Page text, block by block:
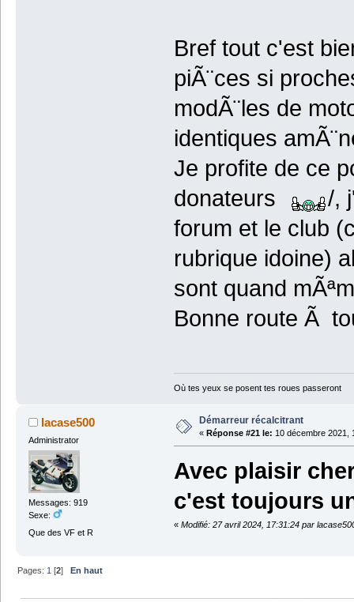
Bref tout c'est
piÃ¨ces si
modÃ¨les de
identiques
Je profite de ce
donateurs
/,
forum et le club
rubrique idoine)
sont quand
Bonne route Ã
Où tes yeux se posent tes roues passeront
lacase500
Administrator
Messages: 919
Sexe:
Que des VF et R
Démarreur récalcitrant
« Réponse #21 le: 10 décembre 2021,
Avec plaisir
c'est toujours
« Modifié: 27 avril 2024, 17:31:24 par
Pages: 1 [2] En haut